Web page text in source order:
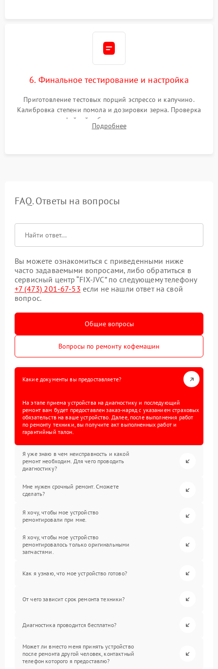
6. Финальное тестирование и настройка
Приготовление тестовых порций эспрессо и капучино.
Калибровка степени помола и дозировки зерна. Проверка
плотности кофейной таблетки, температуры напитка и
качества молочной пены. Контроль отсутствия посторонних
Подробнее
FAQ. Ответы на вопросы
Вы можете ознакомиться с приведенными ниже
часто задаваемыми вопросами, либо обратиться в
сервисный центр “FIX-JVC” по следующему телефону
+7 (473) 201-67-53 если не нашли ответ на свой
вопрос.
Общие вопросы
Вопросы по ремонту кофемашин
Какие документы вы предоставляете?
На этапе приема устройства на диагностику и последующий
ремонт вам будет предоставлен заказ-наряд с указанием страховых
обязательств на ваше устройство. Далее, после выполнения работ
по ремонту техники, вы получите акт выполненных работ и
гарантийный талон.
Я уже знаю в чем неисправность и какой
ремонт необходим. Для чего проводить
диагностику?
Мне нужен срочный ремонт. Сможете
сделать?
Я хочу, чтобы мое устройство
ремонтировали при мне.
Я хочу, чтобы мое устройство
ремонтировалось только оригинальными
запчастями.
Как я узнаю, что мое устройство готово?
От чего зависит срок ремонта техники?
Диагностика проводится бесплатно?
Может ли вместо меня принять устройство
после ремонта другой человек, контактный
телефон которого я предоставлю?